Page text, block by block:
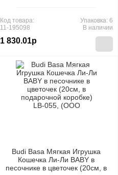
Код товара:
11-195098
1 830.01р
Упаковка: 6
В наличии
Budi Basa Мягкая Игрушка
Кошечка Ли-Ли BABY в
песочнике в цветочек (20см, в